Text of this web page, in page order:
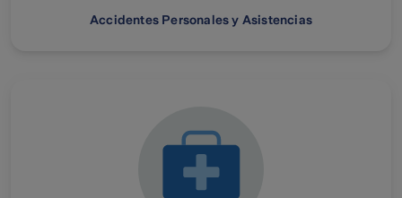
Accidentes Personales y Asistencias